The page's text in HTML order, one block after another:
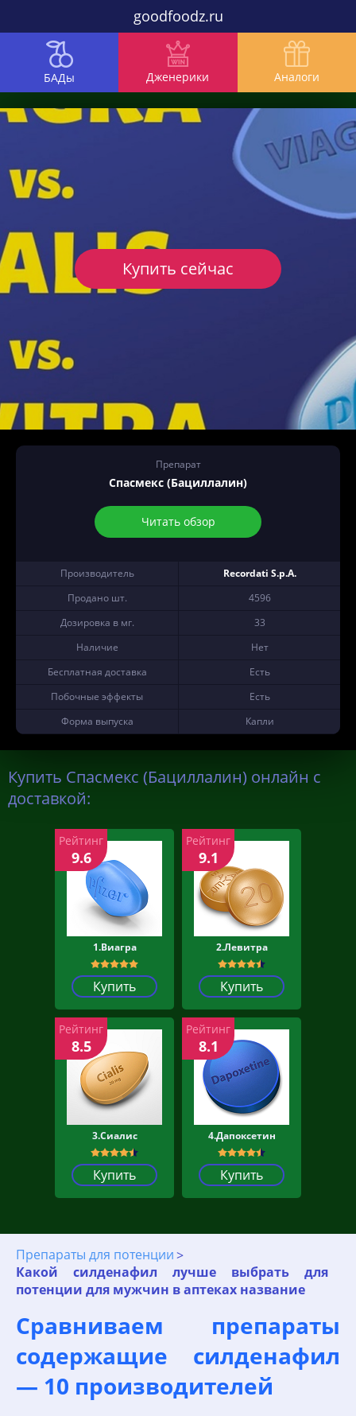
goodfoodz.ru
БАДы Дженерики Аналоги
Препарат
Спасмекс (Бациллалин)
Читать обзор
Производитель
Recordati S.p.A.
Продано шт.
4596
Дозировка в мг.
33
Наличие
Нет
Бесплатная доставка
Есть
Побочные эффекты
Есть
Форма выпуска
Капли
Купить сейчас
Купить Спасмекс (Бациллалин) онлайн с
доставкой:
1.Виагра
Купить
Рейтинг
9.6
2.Левитра
Купить
Рейтинг
9.1
3.Сиалис
Купить
Рейтинг
8.5
4.Дапоксетин
Купить
Рейтинг
8.1
Препараты для потенции
Какой силденафил лучше выбрать для
потенции для мужчин в аптеках название
Сравниваем препараты
содержащие силденафил
— 10 производителей